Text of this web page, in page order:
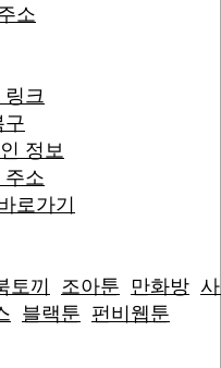
소
링크
구
정보
주소
로가기
토끼 조아툰 만화방
블랙툰 펀비웹툰